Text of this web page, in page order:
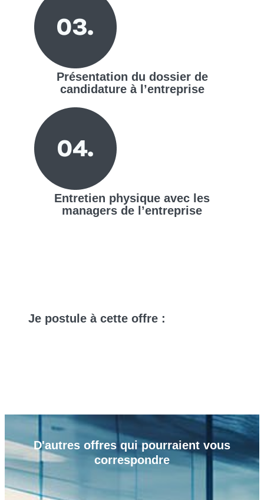
Présentation du dossier de
candidature à l’entreprise
Entretien physique avec les
managers de l’entreprise
Je postule à cette offre :
D'autres offres qui pourraient vous
correspondre